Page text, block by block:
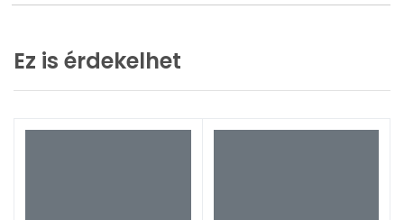
Ez is érdekelhet